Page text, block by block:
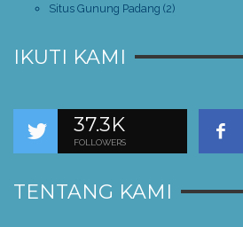
Situs Gunung Padang (2)
IKUTI KAMI
37.3K
FOLLOWERS
TENTANG KAMI